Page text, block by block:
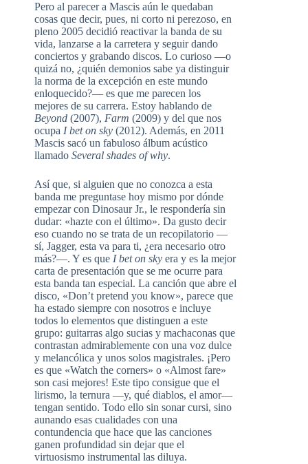
Pero al parecer a Mascis aún le quedaban
cosas que decir, pues, ni corto ni perezoso, en
pleno 2005 decidió reactivar la banda de su
vida, lanzarse a la carretera y seguir dando
conciertos y grabando discos. Lo curioso —o
quizá no, ¿quién demonios sabe ya distinguir
la norma de la excepción en este mundo
enloquecido?— es que me parecen los
mejores de su carrera. Estoy hablando de
Beyond (2007), Farm (2009) y del que nos
ocupa I bet on sky (2012). Además, en 2011
Mascis sacó un fabuloso álbum acústico
llamado Several shades of why.
Así que, si alguien que no conozca a esta
banda me preguntase hoy mismo por dónde
empezar con Dinosaur Jr., le respondería sin
dudar: «hazte con el último». Da gusto decir
eso cuando no se trata de un recopilatorio —
sí, Jagger, esta va para ti, ¿era necesario otro
más?—. Y es que I bet on sky era y es la mejor
carta de presentación que se me ocurre para
esta banda tan especial. La canción que abre el
disco, «Don’t pretend you know», parece que
ha estado siempre con nosotros e incluye
todos lo elementos que distinguen a este
grupo: guitarras algo sucias y machaconas que
contrastan admirablemente con una voz dulce
y melancólica y unos solos magistrales. ¡Pero
es que «Watch the corners» o «Almost fare»
son casi mejores! Este tipo consigue que el
lirismo, la ternura —y, qué diablos, el amor—
tengan sentido. Todo ello sin sonar cursi, sino
aunando esas cualidades con una
contundencia que hace que las canciones
ganen profundidad sin dejar que el
virtuosismo instrumental las diluya.